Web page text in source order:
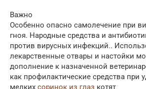
Важно
Особенно опасно самолечение при
гноя. Народные средства и
против вирусных инфекций..
лекарственные отвары и настойки
дополнение к назначенной
как профилактические средства при
мелких соринок из глаз котят